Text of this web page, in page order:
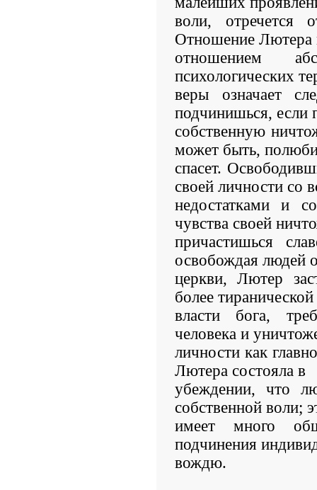
воли,
Отношение Лютера
отношением
психологических
веры означает
подчинишься, если
собственную
может быть,
спасет.
своей личности со
недостатками и
чувства своей
причастишься
освобождая людей
церкви, Лютер
более тиранической
власти бога,
человека и
личности как
Лютера состояла в
убеждении, что
собственной воли;
имеет много
подчинения
вождю.